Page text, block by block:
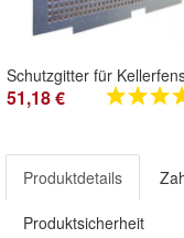
51,18 €
Produktdetails
Produktsicherheit